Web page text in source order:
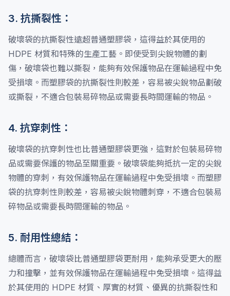
3. 抗撕裂性：
破壞袋的抗撕裂性遠超普通塑膠袋，這得益於其使用的
HDPE 材質和特殊的生產工藝。即使受到尖銳物體的劃
傷，破壞袋也難以撕裂，能夠有效保護物品在運輸過程中免
受損壞。而塑膠袋的抗撕裂性則較差，容易被尖銳物品劃破
或撕裂，不適合包裝易碎物品或需要長時間運輸的物品。
4. 抗穿刺性：
破壞袋的抗穿刺性也比普通塑膠袋更強，這對於包裝易碎物
品或需要保護的物品至關重要。破壞袋能夠抵抗一定的尖銳
物體的穿刺，有效保護物品在運輸過程中免受損壞。而塑膠
袋的抗穿刺性則較差，容易被尖銳物體刺穿，不適合包裝易
碎物品或需要長時間運輸的物品。
5. 耐用性總結：
總體而言，破壞袋比普通塑膠袋更耐用，能夠承受更大的壓
力和撞擊，並有效保護物品在運輸過程中免受損壞。這得益
於其使用的 HDPE 材質、厚實的材質、優異的抗撕裂性和